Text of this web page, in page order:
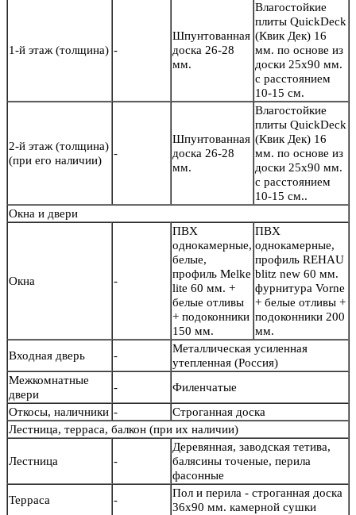
1-й этаж (толщина) -
Шпунтованная
доска 26-28
мм.
Влагостойкие
плиты QuickDeck
(Квик Дек) 16
мм. по основе из
доски 25х90 мм.
с расстоянием
10-15 см.
2-й этаж (толщина)
(при его наличии)
-
Шпунтованная
доска 26-28
мм.
Влагостойкие
плиты QuickDeck
(Квик Дек) 16
мм. по основе из
доски 25х90 мм.
с расстоянием
10-15 см..
Окна и двери
Окна -
ПВХ
однокамерные,
белые,
профиль Melke
lite 60 мм. +
белые отливы
+ подоконники
150 мм.
ПВХ
однокамерные,
профиль REHAU
blitz new 60 мм.
фурнитура Vorne
+ белые отливы +
подоконники 200
мм.
Входная дверь
-
Металлическая усиленная
утепленная (Россия)
Межкомнатные
двери
-
Филенчатые
Откосы, наличники -
Строганная доска
Лестница, терраса, балкон (при их наличии)
Лестница -
Деревянная, заводская тетива,
балясины точеные, перила
фасонные
Терраса
-
Пол и перила - строганная доска
36х90 мм. камерной сушки